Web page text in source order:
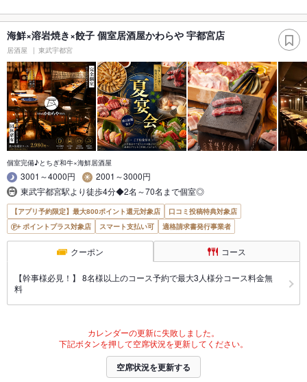
海鮮×溶岩焼き×餃子 個室居酒屋かわらや 宇都宮店
居酒屋 東武宇都宮
個室完備♪とちぎ和牛×海鮮居酒屋
3001～4000円
2001～3000円
東武宇都宮駅より徒歩4分◆2名～70名まで個室◎
【アプリ予約限定】最大800ポイント還元対象店
口コミ投稿特典対象店
ポイントプラス対象店
スマート支払い可 適格請求書発行事業者
クーポン コース
【幹事様必見！】 8名様以上のコース予約で最大3人様分コース料金無
料
カレンダーの更新に失敗しました。
下記ボタンを押して空席状況を更新してください。
空席状況を更新する